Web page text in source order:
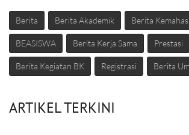
Berita Berita Akademik Berita
BEASISWA Berita Kerja Sama Prestasi
Berita Kegiatan BK Registrasi Berita
ARTIKEL TERKINI